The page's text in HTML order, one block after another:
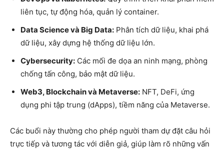
liên tục, tự động hóa, quản lý container.
Data Science và Big Data: Phân tích dữ liệu, khai phá
dữ liệu, xây dựng hệ thống dữ liệu lớn.
Cybersecurity: Các mối đe dọa an ninh mạng, phòng
chống tấn công, bảo mật dữ liệu.
Web3, Blockchain và Metaverse: NFT, DeFi, ứng
dụng phi tập trung (dApps), tiềm năng của Metaverse.
Các buổi này thường cho phép người tham dự đặt câu hỏi
trực tiếp và tương tác với diễn giả, giúp làm rõ những vấn